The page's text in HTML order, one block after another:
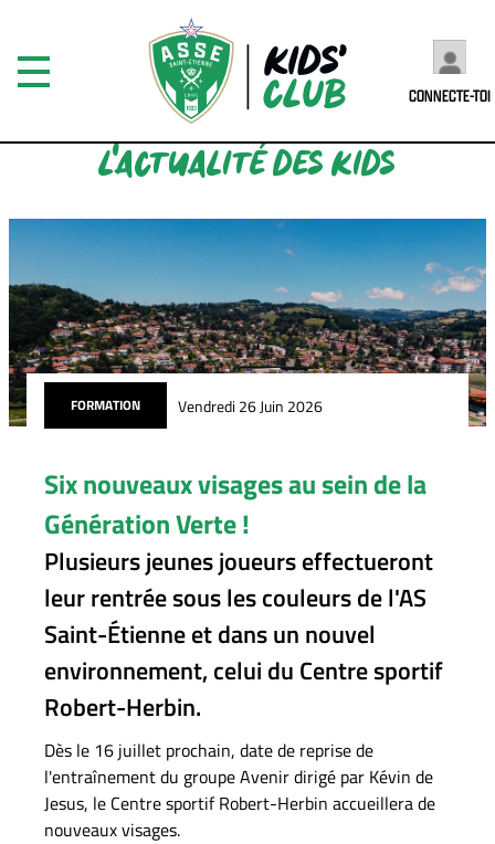
CONNECTE-TOI
L'ACTUALITÉ DES KIDS
FORMATION Vendredi 26 Juin 2026
Six nouveaux visages au sein de la
Génération Verte !
Plusieurs jeunes joueurs effectueront
leur rentrée sous les couleurs de l'AS
Saint-Étienne et dans un nouvel
environnement, celui du Centre sportif
Robert-Herbin.
Dès le 16 juillet prochain, date de reprise de
l'entraînement du groupe Avenir dirigé par Kévin de
Jesus, le Centre sportif Robert-Herbin accueillera de
nouveaux visages.